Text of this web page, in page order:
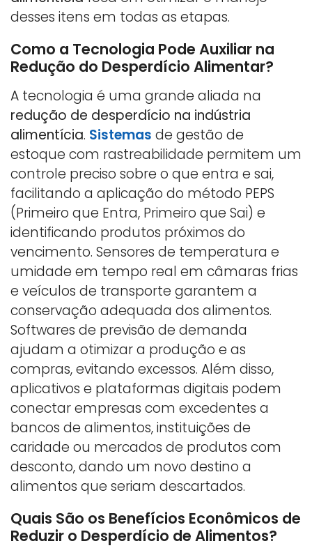
desses itens em todas as etapas.
Como a Tecnologia Pode Auxiliar na
Redução do Desperdício Alimentar?
A tecnologia é uma grande aliada na
redução de desperdício na indústria
alimentícia. Sistemas de gestão de
estoque com rastreabilidade permitem um
controle preciso sobre o que entra e sai,
facilitando a aplicação do método PEPS
(Primeiro que Entra, Primeiro que Sai) e
identificando produtos próximos do
vencimento. Sensores de temperatura e
umidade em tempo real em câmaras frias
e veículos de transporte garantem a
conservação adequada dos alimentos.
Softwares de previsão de demanda
ajudam a otimizar a produção e as
compras, evitando excessos. Além disso,
aplicativos e plataformas digitais podem
conectar empresas com excedentes a
bancos de alimentos, instituições de
caridade ou mercados de produtos com
desconto, dando um novo destino a
alimentos que seriam descartados.
Quais São os Benefícios Econômicos de
Reduzir o Desperdício de Alimentos?